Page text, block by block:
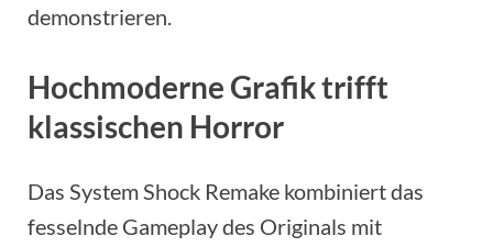
demonstrieren.
Hochmoderne Grafik trifft
klassischen Horror
Das System Shock Remake kombiniert das
fesselnde Gameplay des Originals mit